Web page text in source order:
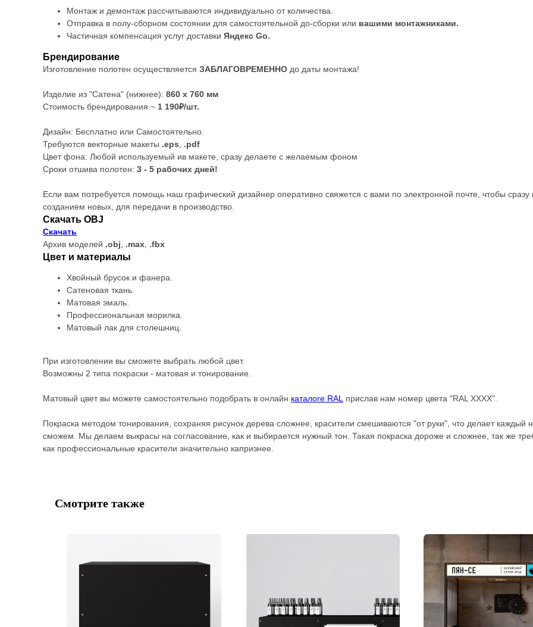
Монтаж и демонтаж рассчитываются индивидуально от количества.
Отправка в полу-сборном состоянии для самостоятельной до-сборки или вашими монтажниками.
Частичная компенсация услуг доставки Яндекс Go.
Брендирование
Изготовление полотен осуществляется ЗАБЛАГОВРЕМЕННО до даты монтажа!
Изделие из "Сатена" (нижнее): 860 х 760 мм
Стоимость брендирования ~ 1 190₽/шт.
Дизайн: Бесплатно или Самостоятельно.
Требуются векторные макеты .eps
.pdf
Цвет фона: Любой используемый ив макете, сразу делаете с желаемым фоном
Сроки отшива полотен: 3 - 5 рабочих дней!
Если вам потребуется помощь наш графический дизайнер оперативно свяжется с вами по электронной почте, чтобы
созданием новых, для передачи в производство.
Скачать OBJ
Скачать
Архив моделей .obj .max .fbx
Цвет и материалы
Хвойный брусок и фанера.
Сатеновая ткань.
Матовая эмаль.
Профессиональная морилка.
Матовый лак для столешниц.
При изготовлении вы сможете выбрать любой цвет.
Возможны 2 типа покраски - матовая и тонирование.
Матовый цвет вы можете самостоятельно подобрать в онлайн каталоге RAL прислав нам номер цвета "RAL XXXX".
Покраска методом тонирования, сохраняя рисунок дерева сложнее, красители смешиваются "от руки", что делает
сможем. Мы делаем выкрасы на согласование, как и выбирается нужный тон. Такая покраска дороже и сложнее, так же
как профессиональные красители значительно капризнее.
Смотрите также